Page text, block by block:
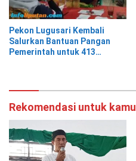
Pekon Lugusari Kembali
Salurkan Bantuan Pangan
Pemerintah untuk 413
Rekomendasi untuk kamu